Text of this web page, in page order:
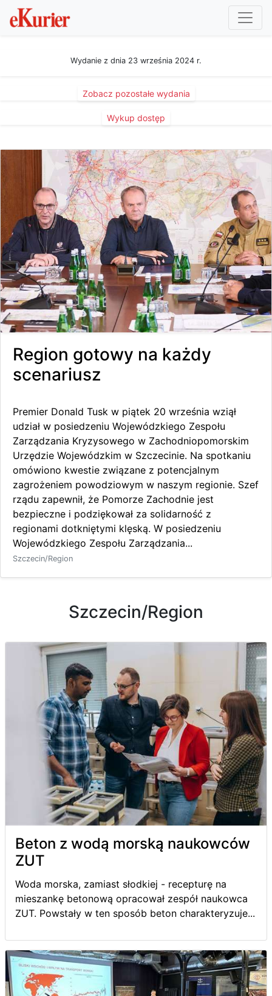
Wydanie z dnia 23 września 2024 r.
Zobacz pozostałe wydania
Wykup dostęp
Region gotowy na każdy
scenariusz
Premier Donald Tusk w piątek 20 września wziął
udział w posiedzeniu Wojewódzkiego Zespołu
Zarządzania Kryzysowego w Zachodniopomorskim
Urzędzie Wojewódzkim w Szczecinie. Na spotkaniu
omówiono kwestie związane z potencjalnym
zagrożeniem powodziowym w naszym regionie. Szef
rządu zapewnił, że Pomorze Zachodnie jest
bezpieczne i podziękował za solidarność z
regionami dotkniętymi klęską. W posiedzeniu
Wojewódzkiego Zespołu Zarządzania...
Szczecin/Region
Szczecin/Region
Beton z wodą morską naukowców
ZUT
Woda morska, zamiast słodkiej - recepturę na
mieszankę betonową opracował zespół naukowca
ZUT. Powstały w ten sposób beton charakteryzuje...